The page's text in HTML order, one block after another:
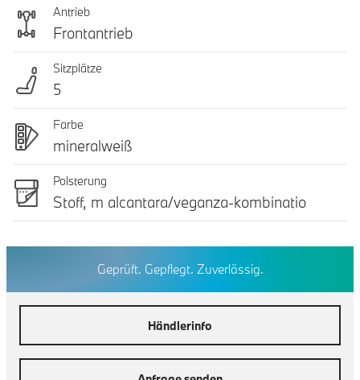
Antrieb
Frontantrieb
Sitzplätze
5
Farbe
mineralweiß
Polsterung
Stoff, m alcantara/veganza-kombinatio
Geprüft. Gepflegt. Zuverlässig.
Händlerinfo